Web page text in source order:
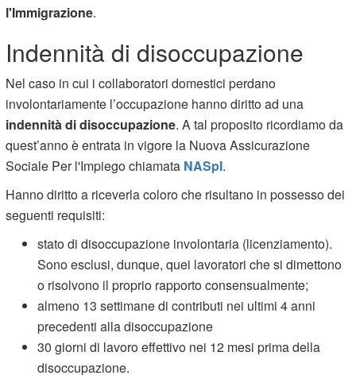
l'Immigrazione.
Indennità di disoccupazione
Nel caso in cui i collaboratori domestici perdano
involontariamente l’occupazione hanno diritto ad una
indennità di disoccupazione. A tal proposito ricordiamo da
quest’anno è entrata in vigore la Nuova Assicurazione
Sociale Per l'Impiego chiamata NASpI.
Hanno diritto a riceverla coloro che risultano in possesso dei
seguenti requisiti:
stato di disoccupazione involontaria (licenziamento).
Sono esclusi, dunque, quei lavoratori che si dimettono
o risolvono il proprio rapporto consensualmente;
almeno 13 settimane di contributi nei ultimi 4 anni
precedenti alla disoccupazione
30 giorni di lavoro effettivo nei 12 mesi prima della
disoccupazione.